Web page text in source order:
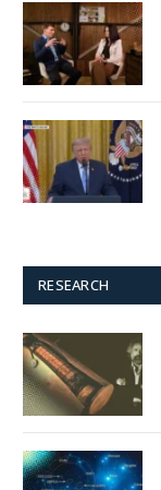
RESEARCH